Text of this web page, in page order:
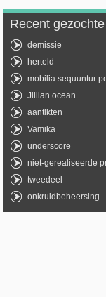
Recent
demissie
herteld
mobilia sequuntur
Jillian ocean
aantikten
Vamika
underscore
niet-gerealiseerde
tweedeel
onkruidbeheersing